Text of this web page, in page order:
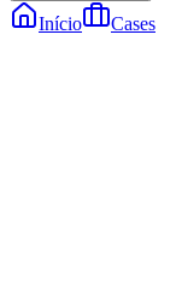
Início Cases